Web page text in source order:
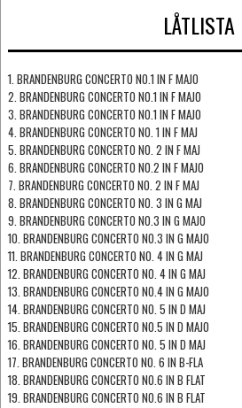
LÅTLISTA
1. BRANDENBURG CONCERTO NO.1 IN F MAJO
2. BRANDENBURG CONCERTO NO.1 IN F MAJO
3. BRANDENBURG CONCERTO NO.1 IN F MAJO
4. BRANDENBURG CONCERTO NO. 1 IN F MAJ
5. BRANDENBURG CONCERTO NO. 2 IN F MAJ
6. BRANDENBURG CONCERTO NO.2 IN F MAJO
7. BRANDENBURG CONCERTO NO. 2 IN F MAJ
8. BRANDENBURG CONCERTO NO. 3 IN G MAJ
9. BRANDENBURG CONCERTO NO.3 IN G MAJO
10. BRANDENBURG CONCERTO NO.3 IN G MAJO
11. BRANDENBURG CONCERTO NO. 4 IN G MAJ
12. BRANDENBURG CONCERTO NO. 4 IN G MAJ
13. BRANDENBURG CONCERTO NO.4 IN G MAJO
14. BRANDENBURG CONCERTO NO. 5 IN D MAJ
15. BRANDENBURG CONCERTO NO.5 IN D MAJO
16. BRANDENBURG CONCERTO NO. 5 IN D MAJ
17. BRANDENBURG CONCERTO NO. 6 IN B-FLA
18. BRANDENBURG CONCERTO NO.6 IN B FLAT
19. BRANDENBURG CONCERTO NO.6 IN B FLAT